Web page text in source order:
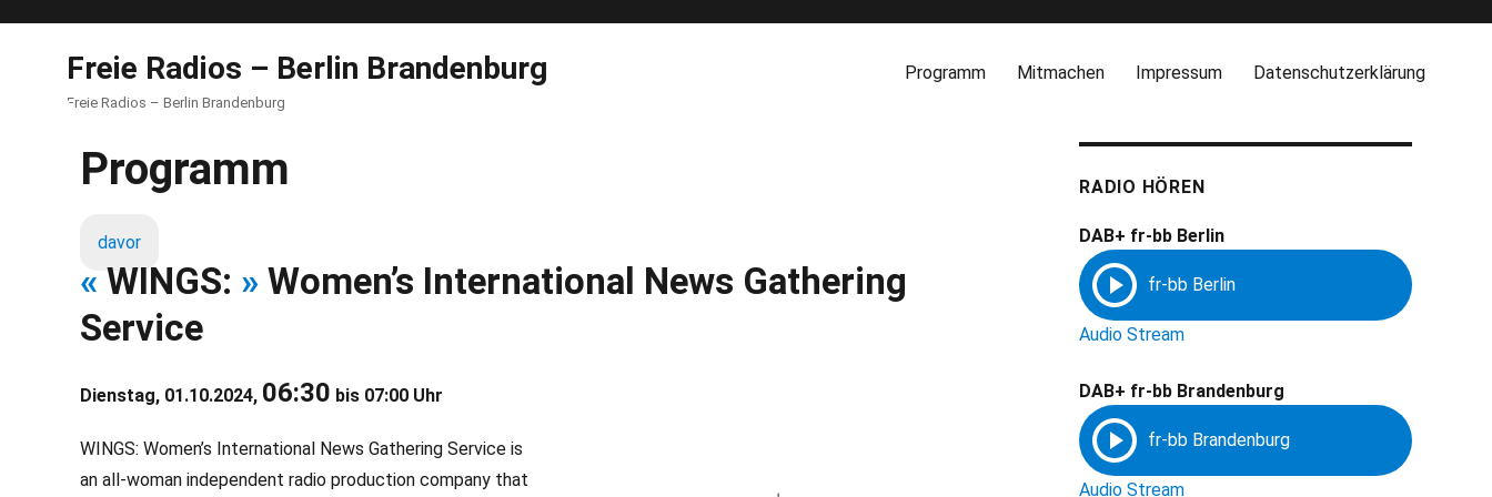
Freie Radios – Berlin Brandenburg
Freie Radios – Berlin Brandenburg
Programm Mitmachen Impressum Datenschutzerklärung
Programm
davor
« WINGS: » Women’s International News Gathering
Service
Dienstag, 01.10.2024, 06:30 bis 07:00 Uhr
WINGS: Women’s International News Gathering Service is
an all-woman independent radio production company that
RADIO HÖREN
DAB+ fr-bb Berlin
Audio Stream
DAB+ fr-bb Brandenburg
Audio Stream